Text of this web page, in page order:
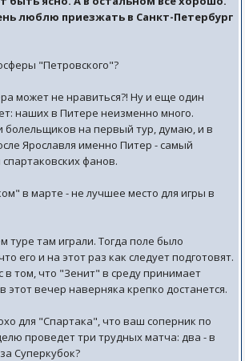
люблю приезжать в Санкт-Петербург
"Петровского"?
может не нравиться?! Ну и еще один
наших в Питере неизменно много.
болельщиков на первый тур, думаю, и в
Ярославля именно Питер - самый
фанов.
в марте - не лучшее место для игры в
туре там играли. Тогда поле было
его и на этот раз как следует подготовят.
в том, что "Зенит" в среду принимает
этот вечер наверняка крепко достанется.
для "Спартака", что ваш соперник по
проведет три трудных матча: два - в
Суперкубок?